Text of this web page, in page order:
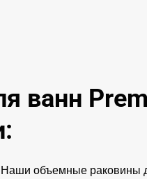
ванн
Наши объемные раковины